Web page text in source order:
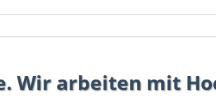
Wir arbeiten mit